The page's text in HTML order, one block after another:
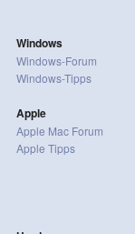
Windows
Windows-Forum
Windows-Tipps
Apple
Apple Mac Forum
Apple Tipps